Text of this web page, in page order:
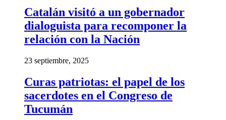
Catalán visitó a un gobernador
dialoguista para recomponer la
relación con la Nación
23 septiembre, 2025
Curas patriotas: el papel de los
sacerdotes en el Congreso de
Tucumán